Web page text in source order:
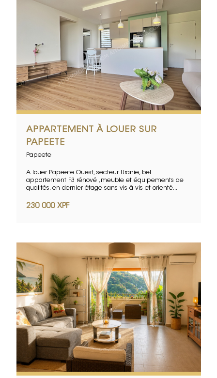
APPARTEMENT À LOUER SUR
PAPEETE
Papeete
A louer Papeete Ouest, secteur Uranie, bel
appartement F3 rénové ,meuble et équipements de
qualités, en dernier étage sans vis-à-vis et orienté...
230 000 XPF